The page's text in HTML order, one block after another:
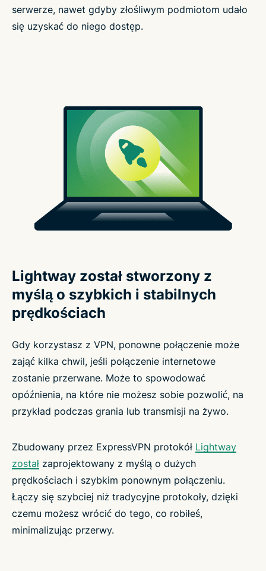
serwerze, nawet gdyby złośliwym podmiotom udało
się uzyskać do niego dostęp.
Lightway został stworzony z
myślą o szybkich i stabilnych
prędkościach
Gdy korzystasz z VPN, ponowne połączenie może
zająć kilka chwil, jeśli połączenie internetowe
zostanie przerwane. Może to spowodować
opóźnienia, na które nie możesz sobie pozwolić, na
przykład podczas grania lub transmisji na żywo.
Zbudowany przez ExpressVPN protokół Lightway
został zaprojektowany z myślą o dużych
prędkościach i szybkim ponownym połączeniu.
Łączy się szybciej niż tradycyjne protokoły, dzięki
czemu możesz wrócić do tego, co robiłeś,
minimalizując przerwy.